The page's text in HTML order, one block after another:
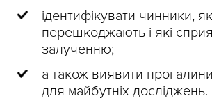
ідентифікувати чинники,
перешкоджають і які
залученню;
а також виявити
для майбутніх досліджень.